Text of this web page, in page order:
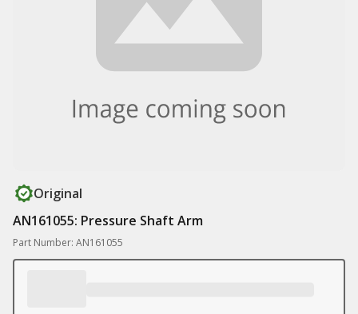
Original
AN161055: Pressure Shaft Arm
Part Number: AN161055